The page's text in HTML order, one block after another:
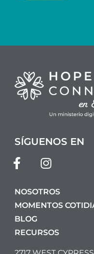
SÍGUENOS EN
NOSOTROS
MOMENTOS
BLOG
RECURSOS